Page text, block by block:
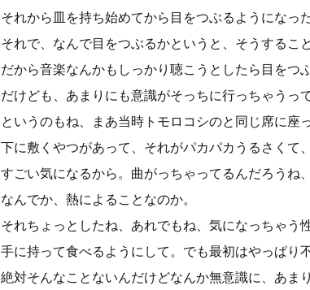
それから皿を持ち始めてから目をつぶるようになっ
それで、なんで目をつぶるかというと、そうするこ
だから音楽なんかもしっかり聴こうとしたら目をつ
だけども、あまりにも意識がそっちに行っちゃうっ
というのもね、まあ当時トモロコシのと同じ席に座
下に敷くやつがあって、それがパカパカうるさくて
すごい気になるから。曲がっちゃってるんだろうね
なんでか、熱によることなのか。
それちょっとしたね、あれでもね、気になっちゃう
手に持って食べるようにして。でも最初はやっぱり
絶対そんなことないんだけどなんか無意識に、あま